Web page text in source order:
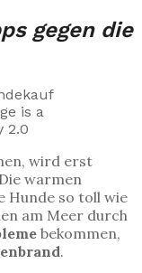
gegen die
is a
2.0
wird erst
warmen
Hunde so toll wie
am Meer durch
bekommen,
.